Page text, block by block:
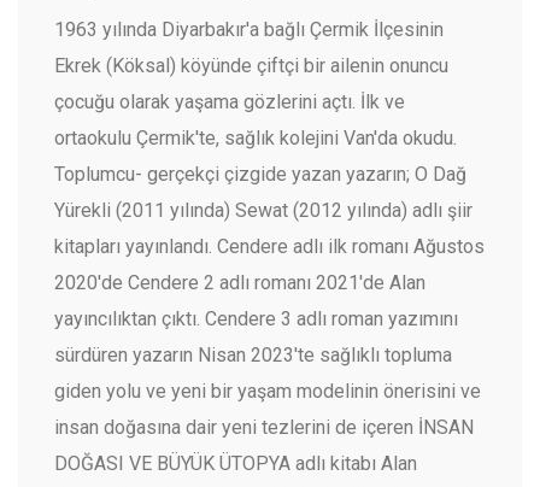
1963 yılında Diyarbakır'a bağlı Çermik İlçesinin
Ekrek (Köksal) köyünde çiftçi bir ailenin onuncu
çocuğu olarak yaşama gözlerini açtı. İlk ve
ortaokulu Çermik'te, sağlık kolejini Van'da okudu.
Toplumcu- gerçekçi çizgide yazan yazarın; O Dağ
Yürekli (2011 yılında) Sewat (2012 yılında) adlı şiir
kitapları yayınlandı. Cendere adlı ilk romanı Ağustos
2020'de Cendere 2 adlı romanı 2021'de Alan
yayıncılıktan çıktı. Cendere 3 adlı roman yazımını
sürdüren yazarın Nisan 2023'te sağlıklı topluma
giden yolu ve yeni bir yaşam modelinin önerisini ve
insan doğasına dair yeni tezlerini de içeren İNSAN
DOĞASI VE BÜYÜK ÜTOPYA adlı kitabı Alan